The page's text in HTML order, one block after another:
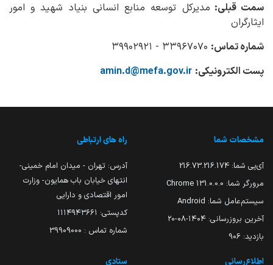
سمت قبلی: مدیرکل توسعه منابع انسانی بنیاد شهید و امور
ایثارگران
شماره تماس:
پست الکترونیکی: amin.d@mefa.gov.ir
مشخصات شما
آی‌پی شما: 216.73.216.174
مرورگر شما: 131.0.0.0 Chrome
سیستم‌عامل شما: Android
آخرین بروزرسانی: ۱۴۰۴-۰۸-۲۰
بازدید: 906
راه های ارتباطی
آدرس: تهران - میدان امام خمینی-
انتهای خیابان باب همایون- وزارت
امور اقتصادی و دارایی
کدپستی: ۱۱۱۴۹۴۳۶۶۱
شماره تماس : 39909000
اطلاع‌رسانی ستادی